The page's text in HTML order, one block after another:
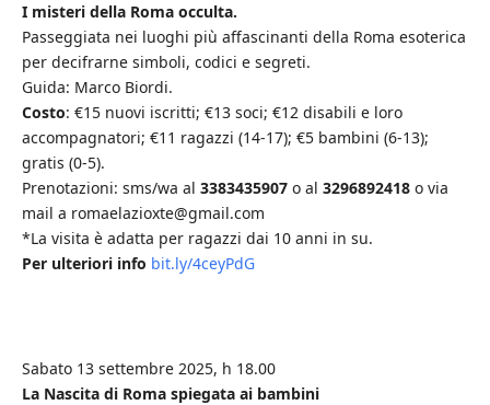
I misteri della Roma occulta.
Passeggiata nei luoghi più affascinanti della Roma esoterica
per decifrarne simboli, codici e segreti.
Guida: Marco Biordi.
Costo: €15 nuovi iscritti; €13 soci; €12 disabili e loro
accompagnatori; €11 ragazzi (14-17); €5 bambini (6-13);
gratis (0-5).
Prenotazioni: sms/wa al 3383435907 o al 3296892418 o via
mail a romaelazioxte@gmail.com
*La visita è adatta per ragazzi dai 10 anni in su.
Per ulteriori info bit.ly/4ceyPdG
Sabato 13 settembre 2025, h 18.00
La Nascita di Roma spiegata ai bambini